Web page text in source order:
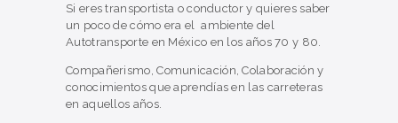
Si eres transportista o conductor y quieres saber
un poco de cómo era el ambiente del
Autotransporte en México en los años 70 y 80.
Compañerismo, Comunicación, Colaboración y
conocimientos que aprendías en las carreteras
en aquellos años.